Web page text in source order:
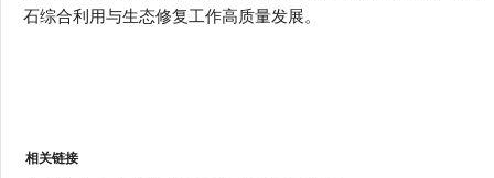
石综合利用与生态修复工作高质量发展。
相关链接